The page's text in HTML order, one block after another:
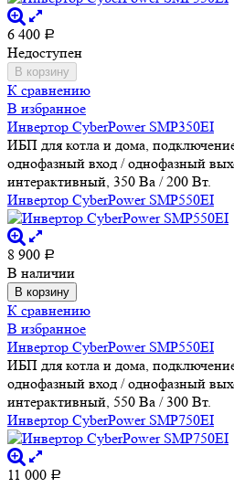
6 400 Р
Недоступен
В корзину
К сравнению
В избранное
Инвертор CyberPower SMP350EI
ИБП для котла и дома,
однофазный вход / однофазный
интерактивный, 350 Ва / 200 Вт.
Инвертор CyberPower SMP550EI
8 900 Р
В наличии
В корзину
К сравнению
В избранное
Инвертор CyberPower SMP550EI
ИБП для котла и дома,
однофазный вход / однофазный
интерактивный, 550 Ва / 300 Вт.
Инвертор CyberPower SMP750EI
11 000 Р